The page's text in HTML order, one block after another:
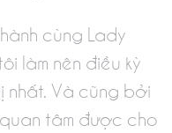
cùng Lady
làm nên điều kỳ
nhất. Và cũng bởi
tâm được cho